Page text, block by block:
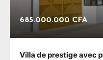
685.000.000 CFA
Villa de prestige avec